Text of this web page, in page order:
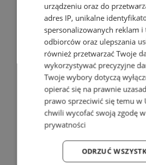
urządzeniu oraz do
adres IP, unikalne
spersonalizowanych reklam
odbiorców oraz ulepszania
również przetwarzać Twoje
wykorzystywać precyzyjne
Twoje wybory dotyczą
opierać się na prawnie
prawo sprzeciwić się temu w
chwili wycofać swoją zgodę w
prywatności
ODRZUĆ